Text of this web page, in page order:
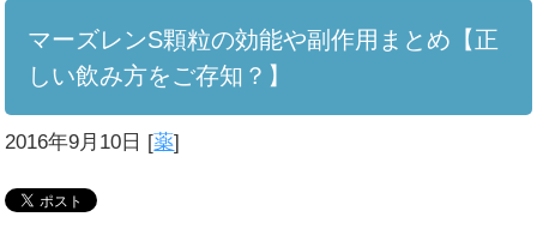
マーズレンS顆粒の効能や副作用まとめ【正
しい飲み方をご存知？】
2016年9月10日 [薬]